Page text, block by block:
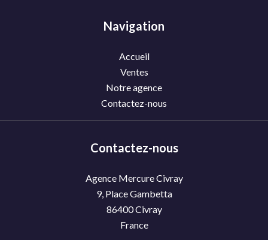
Navigation
Accueil
Ventes
Notre agence
Contactez-nous
Contactez-nous
Agence Mercure Civray
9, Place Gambetta
86400Civray
France